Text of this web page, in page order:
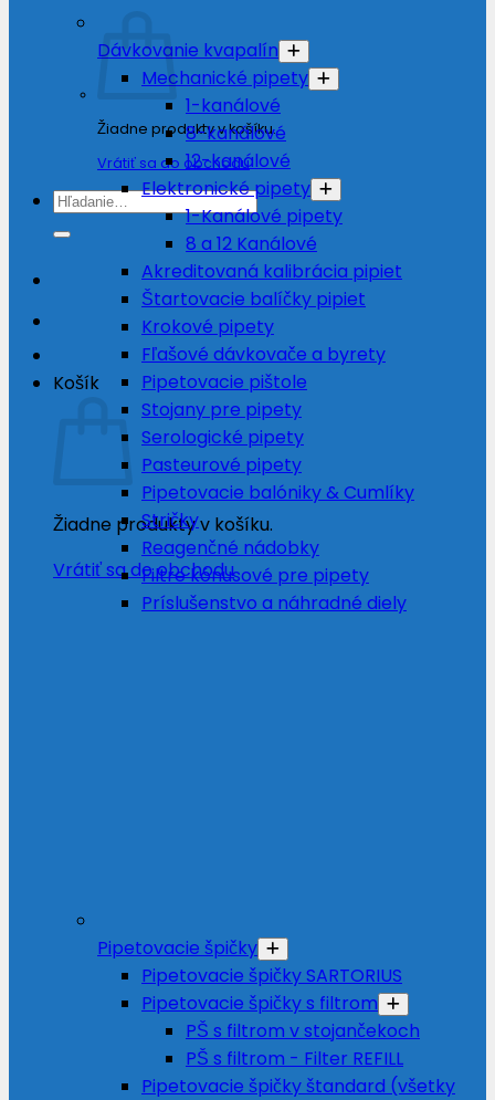
Žiadne produkty v košíku.
Vrátiť sa do obchodu
Hľadať:
Košík
Žiadne produkty v košíku.
Vrátiť sa do obchodu
Dávkovanie kvapalín
Mechanické pipety
1-kanálové
8-kanálové
12-kanálové
Elektronické pipety
1-Kanálové pipety
8 a 12 Kanálové
Akreditovaná kalibrácia pipiet
Štartovacie balíčky pipiet
Krokové pipety
Fľašové dávkovače a byrety
Pipetovacie pištole
Stojany pre pipety
Serologické pipety
Pasteurové pipety
Pipetovacie balóniky & Cumlíky
Stričky
Reagenčné nádobky
Filtre kónusové pre pipety
Príslušenstvo a náhradné diely
Pipetovacie špičky
Pipetovacie špičky SARTORIUS
Pipetovacie špičky s filtrom
PŠ s filtrom v stojančekoch
PŠ s filtrom - Filter REFILL
Pipetovacie špičky štandard (všetky